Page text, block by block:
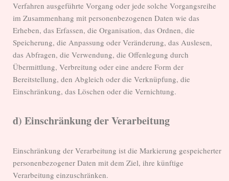
Verfahren ausgeführte Vorgang oder jede solche Vorgangsreihe
im Zusammenhang mit personenbezogenen Daten wie das
Erheben, das Erfassen, die Organisation, das Ordnen, die
Speicherung, die Anpassung oder Veränderung, das Auslesen,
das Abfragen, die Verwendung, die Offenlegung durch
Übermittlung, Verbreitung oder eine andere Form der
Bereitstellung, den Abgleich oder die Verknüpfung, die
Einschränkung, das Löschen oder die Vernichtung.
d) Einschränkung der Verarbeitung
Einschränkung der Verarbeitung ist die Markierung gespeicherter
personenbezogener Daten mit dem Ziel, ihre künftige
Verarbeitung einzuschränken.